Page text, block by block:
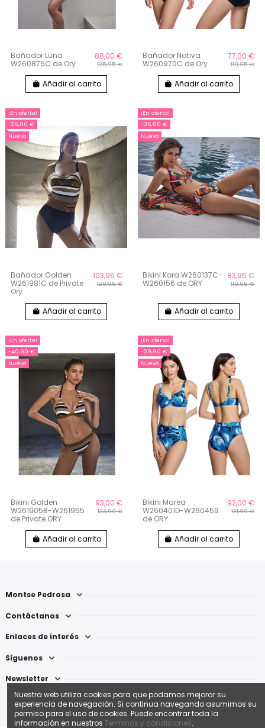
Bañador Luna
W260876C de Ory
88,00 €
125,95 €
Añadir al carrito
Bañador Nativa
W260970C de Ory
77,00 €
110,95 €
Añadir al carrito
¡En oferta!
-26,00 €
Nuevo
Bañador Golden
W261981C de Private
Ory
103,95 €
129,95 €
Añadir al carrito
¡En oferta!
-36,00 €
Nuevo
Bikini Kora W260137C-
W260156 de ORY
83,95 €
119,95 €
Añadir al carrito
¡En oferta!
-40,90 €
Nuevo
Bikini Golden
W261905B-W261955
de Private ORY
93,00 €
133,90 €
Añadir al carrito
¡En oferta!
-39,90 €
Nuevo
Bikini Marea
W260401D-W260459
de ORY
92,00 €
131,90 €
Añadir al carrito
Montse Pedrosa
Contáctanos
Enlaces de interés
Síguenos
Newsletter
Nuestra web utiliza cookies para que podamos mejorar su
experiencia de navegación. Si continua navegando asumimos su
permiso para el uso de cookies. Puede encontrar toda la
información en nuestros Terminos y condiciones.